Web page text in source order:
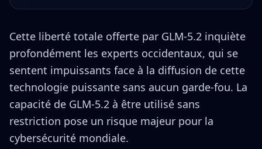
Cette liberté totale offerte par GLM-5.2 inquiète
profondément les experts occidentaux, qui se
sentent impuissants face à la diffusion de cette
technologie puissante sans aucun garde-fou. La
capacité de GLM-5.2 à être utilisé sans
restriction pose un risque majeur pour la
cybersécurité mondiale.